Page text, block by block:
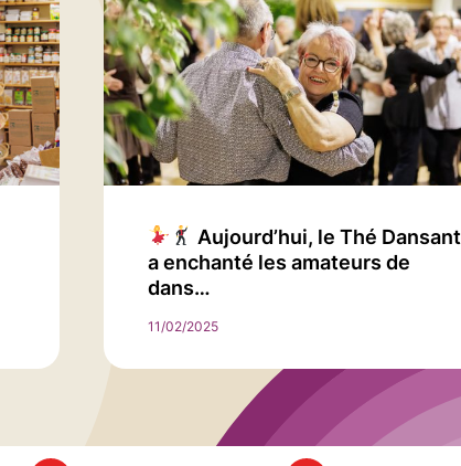
Aujourd’hui, le Thé Dansant
a enchanté les amateurs de
dans…
11/02/2025